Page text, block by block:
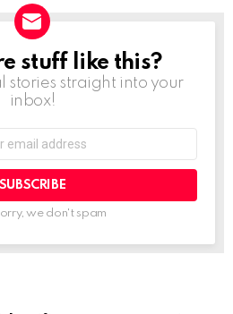
stuff like this?
stories straight into your
inbox!
we don't spam